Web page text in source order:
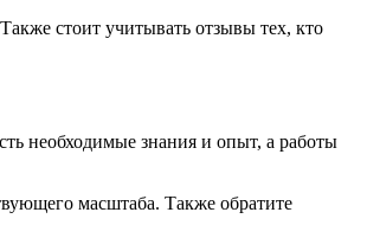
стоит учитывать отзывы тех, кто
необходимые знания и опыт, а работы
масштаба. Также обратите